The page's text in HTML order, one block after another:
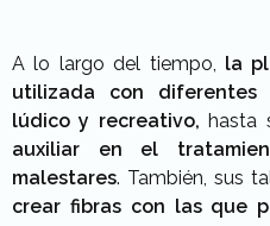
A lo largo del tiempo, la
utilizada con diferentes
lúdico y recreativo, hasta
auxiliar en el
malestares. También, sus
crear fibras con las que